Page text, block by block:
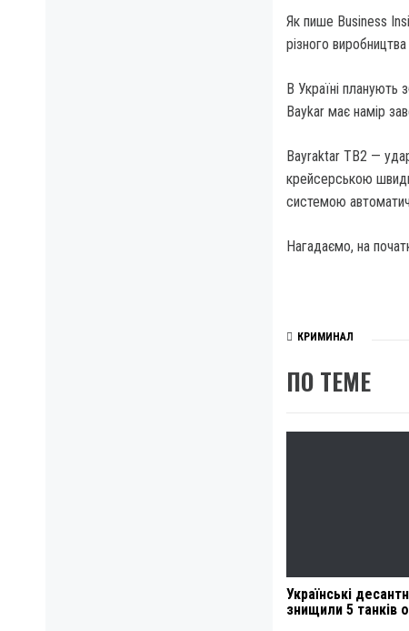
Як пише Business
різного
В Україні планують
Baykar має намір
Bayraktar TB2 —
крейсерською
системою
Нагадаємо, на
КРИМИНАЛ
ПО ТЕМЕ
Українські
знищили 5 танків